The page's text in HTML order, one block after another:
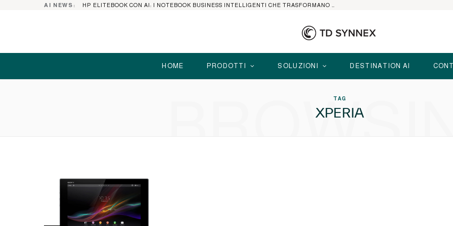
AI NEWS:
HOME PRODOTTI SOLUZIONI DESTINATION AI
TAG
XPERIA